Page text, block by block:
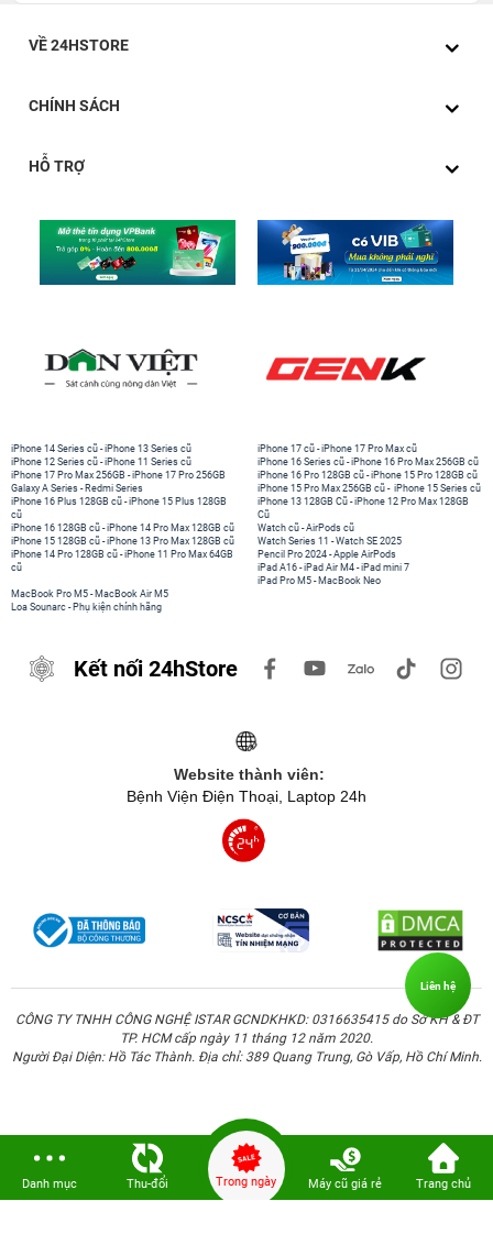
VỀ 24HSTORE
CHÍNH SÁCH
HỖ TRỢ
iPhone 14 Series cũ -iPhone 13 Series cũ
iPhone 12 Series cũ -iPhone 11 Series cũ
iPhone 17 Pro Max 256GB -iPhone 17 Pro 256GB
Galaxy A Series - Redmi Series
iPhone 17 cũ -iPhone 17 Pro Max cũ
iPhone 16 Series cũ - iPhone 16 Pro Max 256GB cũ
iPhone 16 Pro 128GB cũ -iPhone 15 Pro 128GB cũ
iPhone 15 Pro Max 256GB cũ - iPhone 15 Series cũ
iPhone 16 Plus 128GB cũ -iPhone 15 Plus 128GB
cũ
iPhone 16 128GB cũ -iPhone 14 Pro Max 128GB cũ
iPhone 15 128GB cũ -iPhone 13 Pro Max 128GB cũ
iPhone 14 Pro 128GB cũ -iPhone 11 Pro Max 64GB
cũ
iPhone 13 128GB Cũ -iPhone 12 Pro Max 128GB
Cũ
Watch cũ -AirPods cũ
Watch Series 11 -Watch SE 2025
Pencil Pro 2024 -Apple AirPods
iPad A16 -iPad Air M4 -iPad mini 7
iPad Pro M5 - MacBook Neo
MacBook Pro M5 - MacBook Air M5
Loa Sounarc - Phụ kiện chính hãng
Kết nối 24hStore
Website thành viên:
Bệnh Viện Điện Thoại, Laptop 24h
CÔNG TY TNHH CÔNG NGHỆ ISTAR GCNDKHKD: 0316635415 do Sở KH & ĐT
TP. HCM cấp ngày 11 tháng 12 năm 2020.
Người Đại Diện: Hồ Tác Thành. Địa chỉ: 389 Quang Trung, Gò Vấp, Hồ Chí Minh.
Danh mục Thu-đổi Trong ngày Máy cũ giá rẻ Trang chủ
Liên hệ